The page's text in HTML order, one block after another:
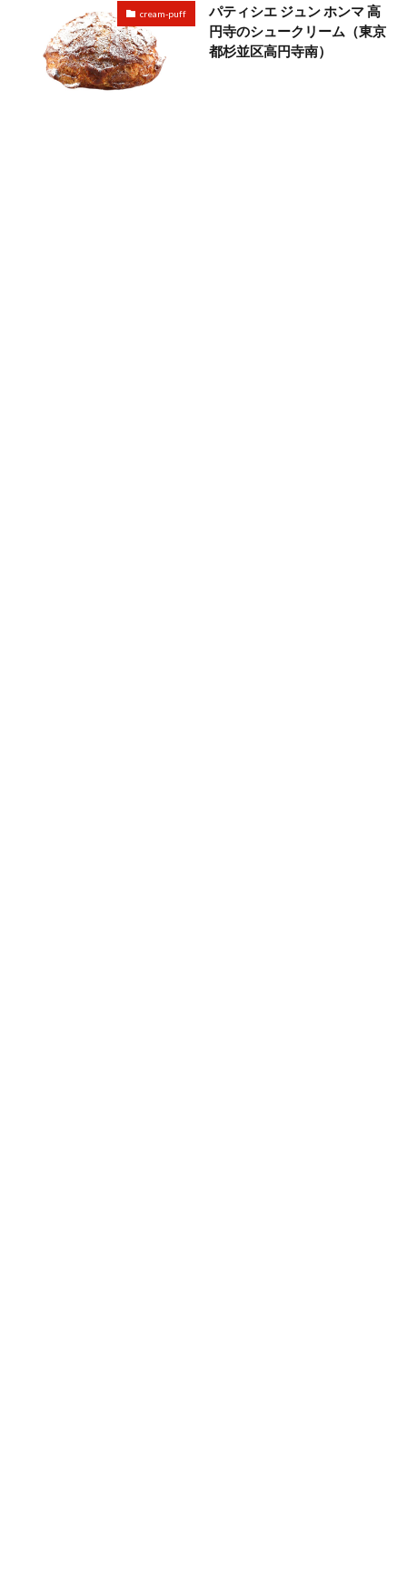
cream-puff
パティシエ ジュン ホンマ 高
円寺のシュークリーム（東京
都杉並区高円寺南）